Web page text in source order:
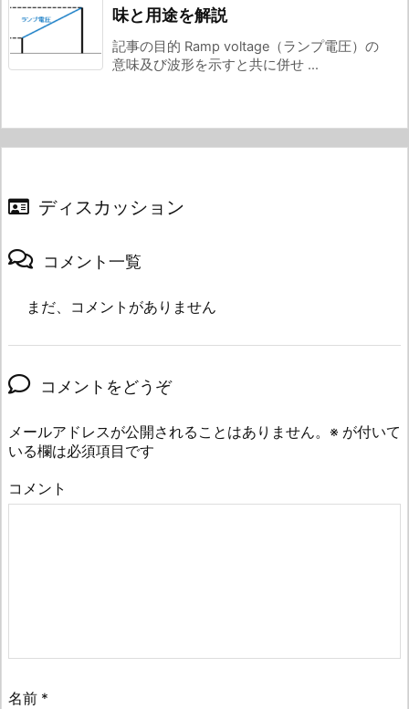
味と用途を解説
記事の目的 Ramp voltage（ランプ電圧）の
意味及び波形を示すと共に併せ ...
ディスカッション
コメント一覧
まだ、コメントがありません
コメントをどうぞ
メールアドレスが公開されることはありません。 ※ が付いて
いる欄は必須項目です
コメント
名前 *